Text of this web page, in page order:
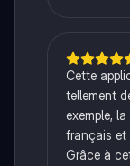
Cette
tellement
exemple,
français et
Grâce à